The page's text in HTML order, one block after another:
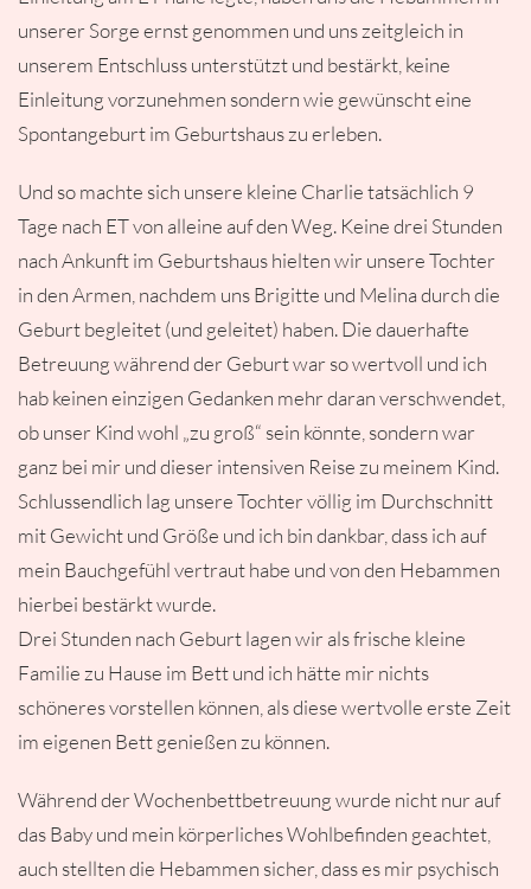
unserer Sorge ernst genommen und uns zeitgleich in
unserem Entschluss unterstützt und bestärkt, keine
Einleitung vorzunehmen sondern wie gewünscht eine
Spontangeburt im Geburtshaus zu erleben.
Und so machte sich unsere kleine Charlie tatsächlich 9
Tage nach ET von alleine auf den Weg. Keine drei Stunden
nach Ankunft im Geburtshaus hielten wir unsere Tochter
in den Armen, nachdem uns Brigitte und Melina durch die
Geburt begleitet (und geleitet) haben. Die dauerhafte
Betreuung während der Geburt war so wertvoll und ich
hab keinen einzigen Gedanken mehr daran verschwendet,
ob unser Kind wohl „zu groß“ sein könnte, sondern war
ganz bei mir und dieser intensiven Reise zu meinem Kind.
Schlussendlich lag unsere Tochter völlig im Durchschnitt
mit Gewicht und Größe und ich bin dankbar, dass ich auf
mein Bauchgefühl vertraut habe und von den Hebammen
hierbei bestärkt wurde.
Drei Stunden nach Geburt lagen wir als frische kleine
Familie zu Hause im Bett und ich hätte mir nichts
schöneres vorstellen können, als diese wertvolle erste Zeit
im eigenen Bett genießen zu können.
Während der Wochenbettbetreuung wurde nicht nur auf
das Baby und mein körperliches Wohlbefinden geachtet,
auch stellten die Hebammen sicher, dass es mir psychisch